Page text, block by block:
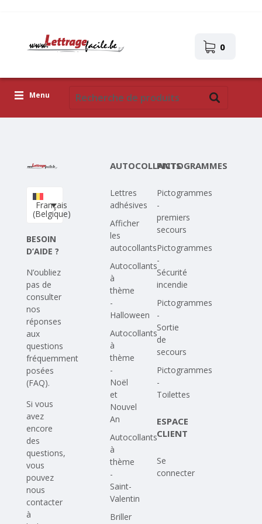
0
Menu
Téléchargez votre propre conception
Corona Covid-19
Français
(Belgique)
BESOIN
D’AIDE ?
N’oubliez
pas de
consulter
nos
réponses
aux
questions
fréquemment
posées
(FAQ).
Si vous
avez
encore
des
questions,
vous
pouvez
nous
contacter
à
AUTOCOLLANTS
Lettres
adhésives
Afficher
les
autocollants
Autocollants
à
thème
-
Halloween
Autocollants
à
thème
-
Noël
et
Nouvel
An
Autocollants
à
thème
-
Saint-
Valentin
Briller
PICTOGRAMMES
Pictogrammes
-
premiers
secours
Pictogrammes
-
Sécurité
incendie
Pictogrammes
-
Sortie
de
secours
Pictogrammes
-
Toilettes
ESPACE
CLIENT
Se
connecter